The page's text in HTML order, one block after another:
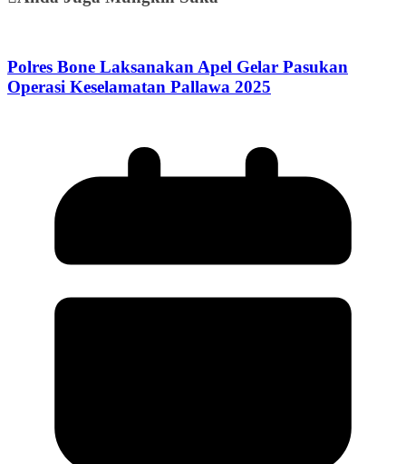
Polres Bone Laksanakan Apel Gelar Pasukan
Operasi Keselamatan Pallawa 2025